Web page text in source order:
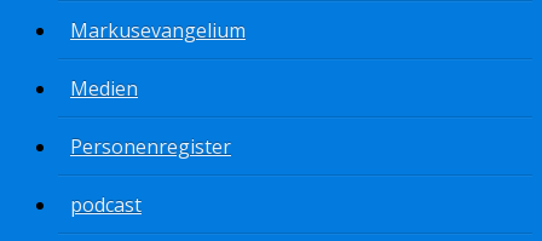
Markusevangelium
Medien
Personenregister
podcast